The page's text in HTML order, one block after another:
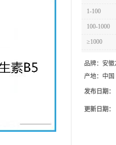
1-100
100-1000
≥1000
品牌： 安徽
产地： 中国
发布日期：
更新日期：